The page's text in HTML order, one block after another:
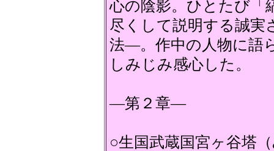
心の陰影。ひとたび
尽くして説明する誠実
法―。作中の人物に
しみじみ感心した。
―第２章―
○生国武蔵国宮ヶ谷塔